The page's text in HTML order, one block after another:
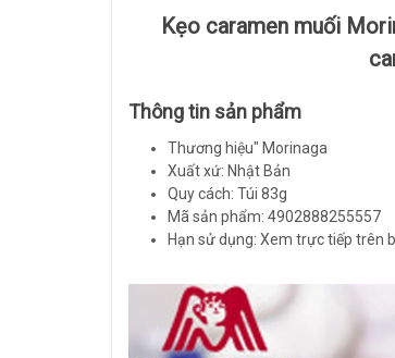
Kẹo caramen muối
Thông tin sản phẩm
Thương hiệu" Morinaga
Xuất xứ: Nhật Bản
Quy cách: Túi 83g
Mã sản phẩm: 4902888255557
Hạn sử dụng: Xem trực tiếp trên